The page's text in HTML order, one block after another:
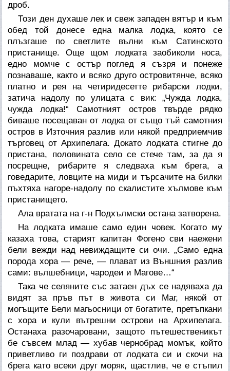
дроб.
Този ден духаше лек и свеж западен вятър и към
обед той донесе една малка лодка, която се
плъзгаше по светлите вълни към Сатинското
пристанище. Още щом лодката заобиколи носа,
едно момче с остър поглед я съзря и понеже
познаваше, както и всяко друго островитянче, всяко
платно и рея на четиридесетте рибарски лодки,
затича надолу по улицата с вик: „Чужда лодка,
чужда лодка!“ Самотният остров твърде рядко
биваше посещаван от лодка от също тъй самотния
остров в Източния разлив или някой предприемчив
търговец от Архипелага. Докато лодката стигне до
пристана, половината село се стече там, за да я
посрещне, рибарите я следваха към брега, а
говедарите, ловците на миди и търсачите на билки
пъхтяха нагоре-надолу по скалистите хълмове към
пристанището.
Ала вратата на г-н Подхълмски остана затворена.
На лодката имаше само един човек. Когато му
казаха това, старият капитан Фогено сви наежени
бели вежди над невиждащите си очи. „Само една
порода хора — рече, — плават из Външния разлив
сами: вълшебници, чародеи и Магове…“
Така че селяните със затаен дъх се надяваха да
видят за пръв път в живота си Маг, някой от
могъщите Бели магьосници от богатите, претъпкани
с хора и кули вътрешни острови на Архипелага.
Останаха разочаровани, защото пътешественикът
бе съвсем млад — хубав чернобрад момък, който
приветливо ги поздрави от лодката си и скочи на
брега като всеки друг моряк, щастлив, че е стъпил